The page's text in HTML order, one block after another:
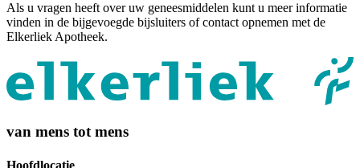
Als u vragen heeft over uw geneesmiddelen kunt u meer informatie
vinden in de bijgevoegde bijsluiters of contact opnemen met de
Elkerliek Apotheek.
van mens tot mens
Hoofdlocatie